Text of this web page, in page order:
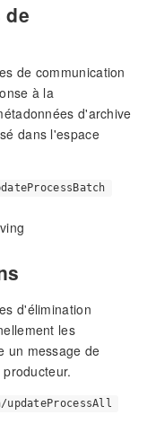
de
de communication
à la
d'archive
dans l'espace
d'élimination
les
un message de
updateProcessAll